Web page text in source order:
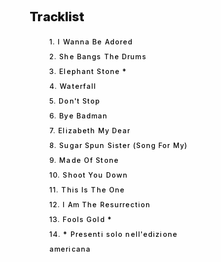
Tracklist
1. I Wanna Be Adored
2. She Bangs The Drums
3. Elephant Stone *
4. Waterfall
5. Don't Stop
6. Bye Badman
7. Elizabeth My Dear
8. Sugar Spun Sister (Song For My)
9. Made Of Stone
10. Shoot You Down
11. This Is The One
12. I Am The Resurrection
13. Fools Gold *
14. * Presenti solo nell'edizione
americana